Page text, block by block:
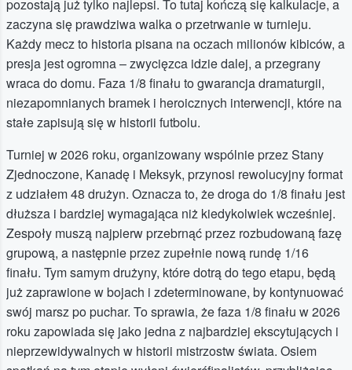
pozostają już tylko najlepsi. To tutaj kończą się kalkulacje, a
zaczyna się prawdziwa walka o przetrwanie w turnieju.
Każdy mecz to historia pisana na oczach milionów kibiców, a
presja jest ogromna – zwycięzca idzie dalej, a przegrany
wraca do domu. Faza 1/8 finału to gwarancja dramaturgii,
niezapomnianych bramek i heroicznych interwencji, które na
stałe zapisują się w historii futbolu.
Turniej w 2026 roku, organizowany wspólnie przez Stany
Zjednoczone, Kanadę i Meksyk, przynosi rewolucyjny format
z udziałem 48 drużyn. Oznacza to, że droga do 1/8 finału jest
dłuższa i bardziej wymagająca niż kiedykolwiek wcześniej.
Zespoły muszą najpierw przebrnąć przez rozbudowaną fazę
grupową, a następnie przez zupełnie nową rundę 1/16
finału. Tym samym drużyny, które dotrą do tego etapu, będą
już zaprawione w bojach i zdeterminowane, by kontynuować
swój marsz po puchar. To sprawia, że faza 1/8 finału w 2026
roku zapowiada się jako jedna z najbardziej ekscytujących i
nieprzewidywalnych w historii mistrzostw świata. Osiem